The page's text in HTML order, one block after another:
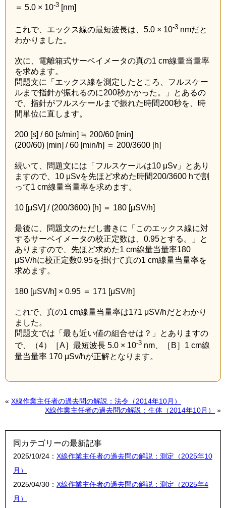
＝ 5.0 × 10-3 [nm]
これで、エックス線の最短波長は、5.0 × 10-3 nmだと
わかりました。
次に、電離箱式サーベイメータの真の1 cm線量当量率
を求めます。
問題文に「エックス線を測定したところ、フルスケー
ルまで指針が振れるのに200秒かかった。」とあるの
で、指針がフルスケールまで振れた時間200秒を、時
間単位に直します。
200 [s] / 60 [s/min] ≒ 200/60 [min]
(200/60) [min] / 60 [min/h] ＝ 200/3600 [h]
続いて、問題文には「フルスケールは10 μSv」とあり
ますので、10 μSvを先ほど求めた時間200/3600 hで割
って1 cm線量当量率を求めます。
10 [μSV] / (200/3600) [h] ＝ 180 [μSV/h]
最後に、問題文のただし書きに「このエックス線に対
するサーベイメータの校正定数は、0.95とする。」と
ありますので、先ほど求めた1 cm線量当量率180
μSV/hに校正定数0.95を掛けて真の1 cm線量当量率を
求めます。
180 [μSV/h] × 0.95 ＝ 171 [μSV/h]
これで、真の1 cm線量当量率は171 μSV/hだとわかり
ました。
問題文では「最も近い値の組合せは？」とありますの
で、（4）［A］最短波長 5.0 × 10-3 nm、［B］1 cm線
量当量率 170 μSv/hが正解となります。
« X線作業主任者の過去問の解説：法令（2014年10月）
X線作業主任者の過去問の解説：生体（2014年10月）
»
同カテゴリーの最新記事
2025/10/24： X線作業主任者の過去問の解説：測定（2025年10
月）
2025/04/30： X線作業主任者の過去問の解説：測定（2025年4
月）